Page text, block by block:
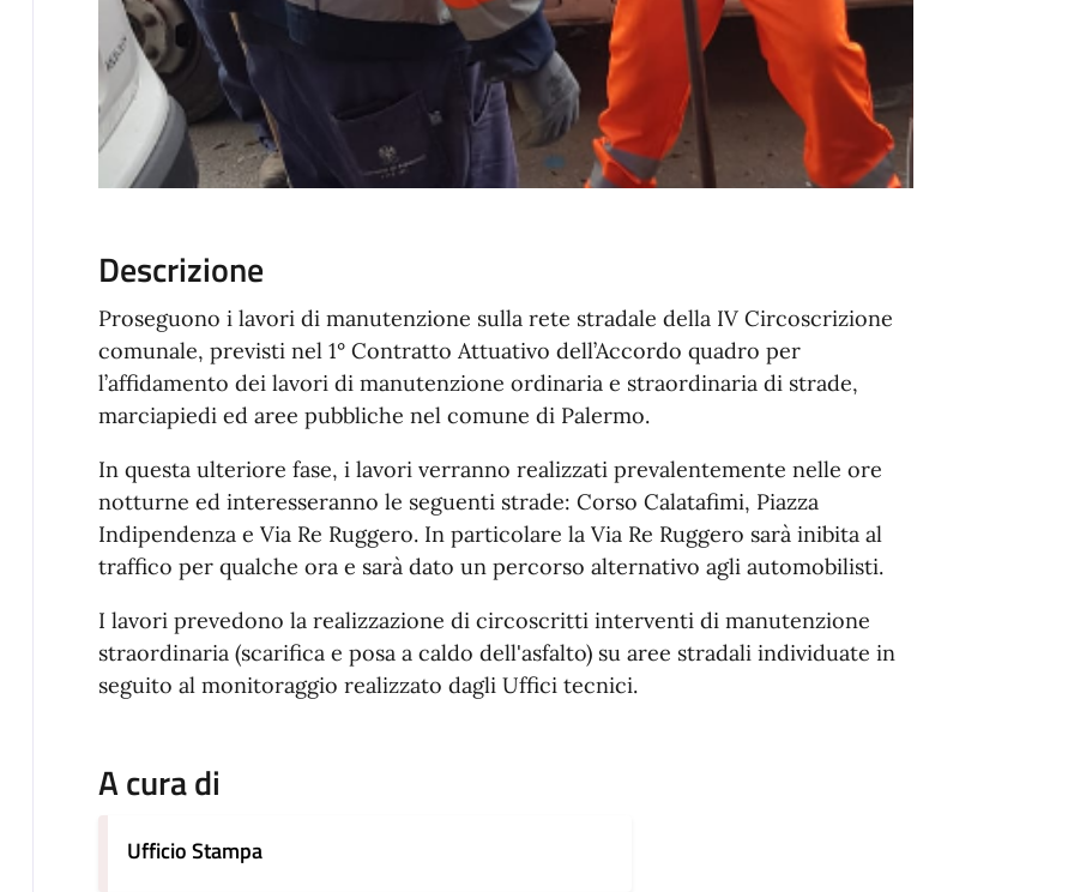
Descrizione
Proseguono i lavori di manutenzione sulla rete stradale della IV Circoscrizione
comunale, previsti nel 1° Contratto Attuativo dell’Accordo quadro per
l’affidamento dei lavori di manutenzione ordinaria e straordinaria di strade,
marciapiedi ed aree pubbliche nel comune di Palermo.
In questa ulteriore fase, i lavori verranno realizzati prevalentemente nelle ore
notturne ed interesseranno le seguenti strade: Corso Calatafimi, Piazza
Indipendenza e Via Re Ruggero. In particolare la Via Re Ruggero sarà inibita al
traffico per qualche ora e sarà dato un percorso alternativo agli automobilisti.
I lavori prevedono la realizzazione di circoscritti interventi di manutenzione
straordinaria (scarifica e posa a caldo dell'asfalto) su aree stradali individuate in
seguito al monitoraggio realizzato dagli Uffici tecnici.
A cura di
Ufficio Stampa